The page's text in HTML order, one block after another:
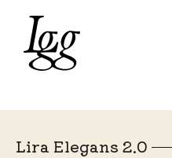
Lira Elegans 2.0